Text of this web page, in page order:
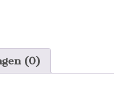
(0)